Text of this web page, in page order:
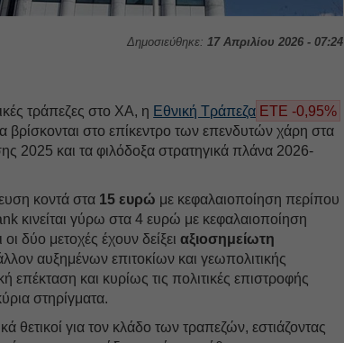
Δημοσιεύθηκε: 17 Απριλίου 2026 - 07:24
τράπεζες στο ΧΑ, η Εθνική Τράπεζα ΕΤΕ -0,95%
βρίσκονται στο επίκεντρο των επενδυτών χάρη στα
2025 και τα φιλόδοξα στρατηγικά πλάνα 2026-
κοντά στα 15 ευρώ με κεφαλαιοποίηση περίπου
κινείται γύρω στα 4 ευρώ με κεφαλαιοποίηση
δύο μετοχές έχουν δείξειαξιοσημείωτη
αυξημένων επιτοκίων και γεωπολιτικής
επέκταση και κυρίως τις πολιτικές επιστροφής
στηρίγματα.
θετικοί για τον κλάδο των τραπεζών, εστιάζοντας